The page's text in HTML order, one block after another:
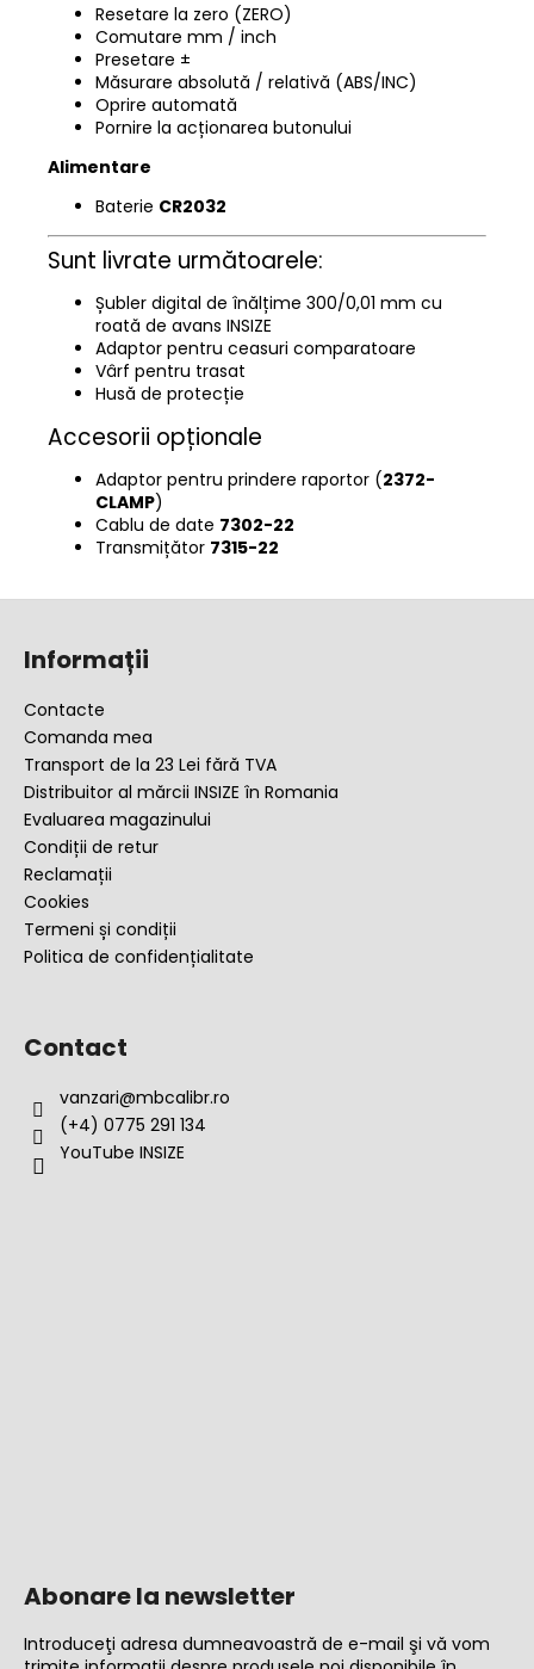
Resetare la zero (ZERO)
Comutare mm / inch
Presetare ±
Măsurare absolută / relativă (ABS/INC)
Oprire automată
Pornire la acționarea butonului
Alimentare
Baterie CR2032
Sunt livrate următoarele:
Șubler digital de înălțime 300/0,01 mm cu
roată de avans INSIZE
Adaptor pentru ceasuri comparatoare
Vârf pentru trasat
Husă de protecție
Accesorii opționale
Adaptor pentru prindere raportor (2372-
CLAMP)
Cablu de date 7302-22
Transmițător 7315-22
Informații
Contacte
Comanda mea
Transport de la 23 Lei fără TVA
Distribuitor al mărcii INSIZE în Romania
Evaluarea magazinului
Condiții de retur
Reclamații
Cookies
Termeni și condiții
Politica de confidențialitate
Contact
vanzari@mbcalibr.ro
(+4) 0775 291 134
YouTube INSIZE
Abonare la newsletter
Introduceţi adresa dumneavoastră de e-mail şi vă vom